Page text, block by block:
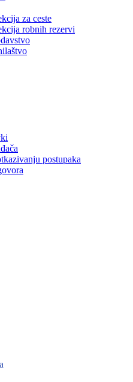
za ceste
robnih rezervi
postupaka